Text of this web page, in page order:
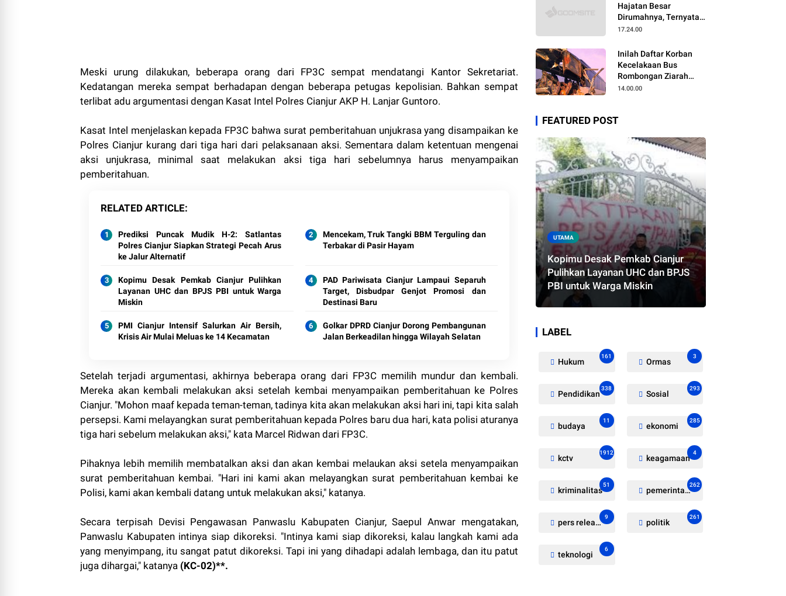
Meski urung dilakukan, beberapa orang dari FP3C sempat mendatangi Kantor Sekretariat.
Kedatangan mereka sempat berhadapan dengan beberapa petugas kepolisian. Bahkan sempat
terlibat adu argumentasi dengan Kasat Intel Polres Cianjur AKP H. Lanjar Guntoro.
Kasat Intel menjelaskan kepada FP3C bahwa surat pemberitahuan unjukrasa yang disampaikan ke
Polres Cianjur kurang dari tiga hari dari pelaksanaan aksi. Sementara dalam ketentuan mengenai
aksi unjukrasa, minimal saat melakukan aksi tiga hari sebelumnya harus menyampaikan
pemberitahuan.
RELATED ARTICLE
Prediksi Puncak Mudik H-2: Satlantas
Polres Cianjur Siapkan Strategi Pecah Arus
ke Jalur Alternatif
Mencekam, Truk Tangki BBM Terguling dan
Terbakar di Pasir Hayam
Kopimu Desak Pemkab Cianjur Pulihkan
Layanan UHC dan BPJS PBI untuk Warga
Miskin
PAD Pariwisata Cianjur Lampaui Separuh
Target, Disbudpar Genjot Promosi dan
Destinasi Baru
PMI Cianjur Intensif Salurkan Air Bersih,
Krisis Air Mulai Meluas ke 14 Kecamatan
Golkar DPRD Cianjur Dorong Pembangunan
Jalan Berkeadilan hingga Wilayah Selatan
Setelah terjadi argumentasi, akhirnya beberapa orang dari FP3C memilih mundur dan kembali.
Mereka akan kembali melakukan aksi setelah kembai menyampaikan pemberitahuan ke Polres
Cianjur. "Mohon maaf kepada teman-teman, tadinya kita akan melakukan aksi hari ini, tapi kita salah
persepsi. Kami melayangkan surat pemberitahuan kepada Polres baru dua hari, kata polisi aturanya
tiga hari sebelum melakukan aksi," kata Marcel Ridwan dari FP3C.
Pihaknya lebih memilih membatalkan aksi dan akan kembai melaukan aksi setela menyampaikan
surat pemberitahuan kembai. "Hari ini kami akan melayangkan surat pemberitahuan kembai ke
Polisi, kami akan kembali datang untuk melakukan aksi," katanya.
Secara terpisah Devisi Pengawasan Panwaslu Kabupaten Cianjur, Saepul Anwar mengatakan,
Panwaslu Kabupaten intinya siap dikoreksi. "Intinya kami siap dikoreksi, kalau langkah kami ada
yang menyimpang, itu sangat patut dikoreksi. Tapi ini yang dihadapi adalah lembaga, dan itu patut
juga dihargai," katanya (KC-02)**.
Hajatan Besar
Dirumahnya, Ternyata
Anaknya Pulang Dalam
17.24.00
Inilah Daftar Korban
Kecelakaan Bus
Rombongan Ziarah
Walisongo Pesantren
14.00.00
FEATURED POST
UTAMA
Kopimu Desak Pemkab Cianjur
Pulihkan Layanan UHC dan BPJS
PBI untuk Warga Miskin
LABEL
Hukum
161
Ormas
3
Pendidikan
338
Sosial
293
budaya
11
ekonomi
285
kctv
1912
keagamaan
4
kriminalitas
51
pemerintahan
262
pers release
9
politik
261
teknologi
6